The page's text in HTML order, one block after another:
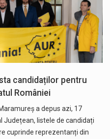
candidaților pentru
României
a depus azi, 17
Județean, listele de candidați
cuprinde reprezentanți din